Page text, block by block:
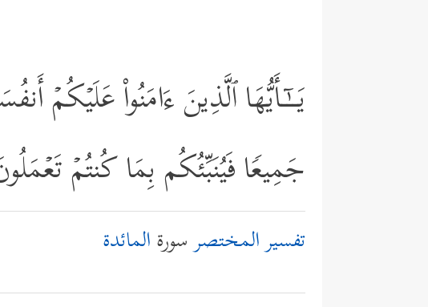
یَــٰۤـأَیُّهَا ٱلَّذِینَ ءَامَنُواْ
جَمِیعࣰا فَیُنَبِّئُكُم بِمَا كُنتُمۡ
تفسير المختصرسورةالمائدة